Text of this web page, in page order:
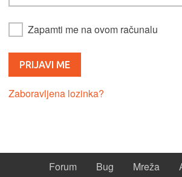
Zapamti me na ovom računalu
Zaboravljena lozinka?
Forum Bug Mreža